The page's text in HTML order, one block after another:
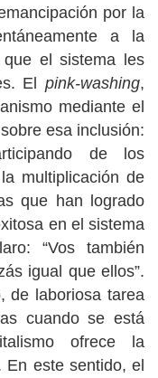
por la
a la
el sistema les
El pink-washing,
mediante el
esa inclusión:
de los
multiplicación de
que han logrado
en el sistema
“Vos también
igual que ellos”.
de laboriosa tarea
cuando se está
ofrece la
En este sentido, el